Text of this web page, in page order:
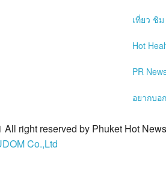
เที่ยว ชิ
Hot
PR
อยากบอ
All right reserved by Phuket Hot
Co.,Ltd